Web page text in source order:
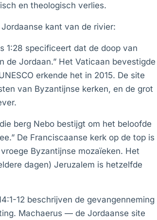
en theologisch verlies.
kant van de rivier:
1:28 specificeert dat de doop van
de Jordaan.” Het Vaticaan bevestigde
erkende het in 2015. De site
van Byzantijnse kerken, en de grot
berg Nebo bestijgt om het beloofde
De Franciscaanse kerk op de top is
Byzantijnse mozaïeken. Het
dagen) Jeruzalem is hetzelfde
12 beschrijven de gevangenneming
Machaerus — de Jordaanse site